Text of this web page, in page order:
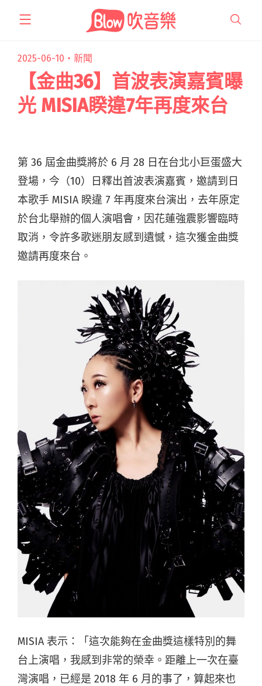
2025-06-10・ 新聞
【金曲36】首波表演嘉賓曝
光 MISIA睽違7年再度來台
第 36 屆金曲獎將於 6 月 28 日在台北小巨蛋盛大
登場，今（10）日釋出首波表演嘉賓，邀請到日
本歌手 MISIA 睽違 7 年再度來台演出，去年原定
於台北舉辦的個人演唱會，因花蓮強震影響臨時
取消，令許多歌迷朋友感到遺憾，這次獲金曲獎
邀請再度來台。
MISIA 表示：「這次能夠在金曲獎這樣特別的舞
台上演唱，我感到非常的榮幸。距離上一次在臺
灣演唱，已經是 2018 年 6 月的事了，算起來也